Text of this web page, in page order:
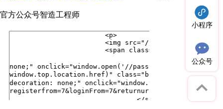
官方公众号智造工程师
小程序
公众号